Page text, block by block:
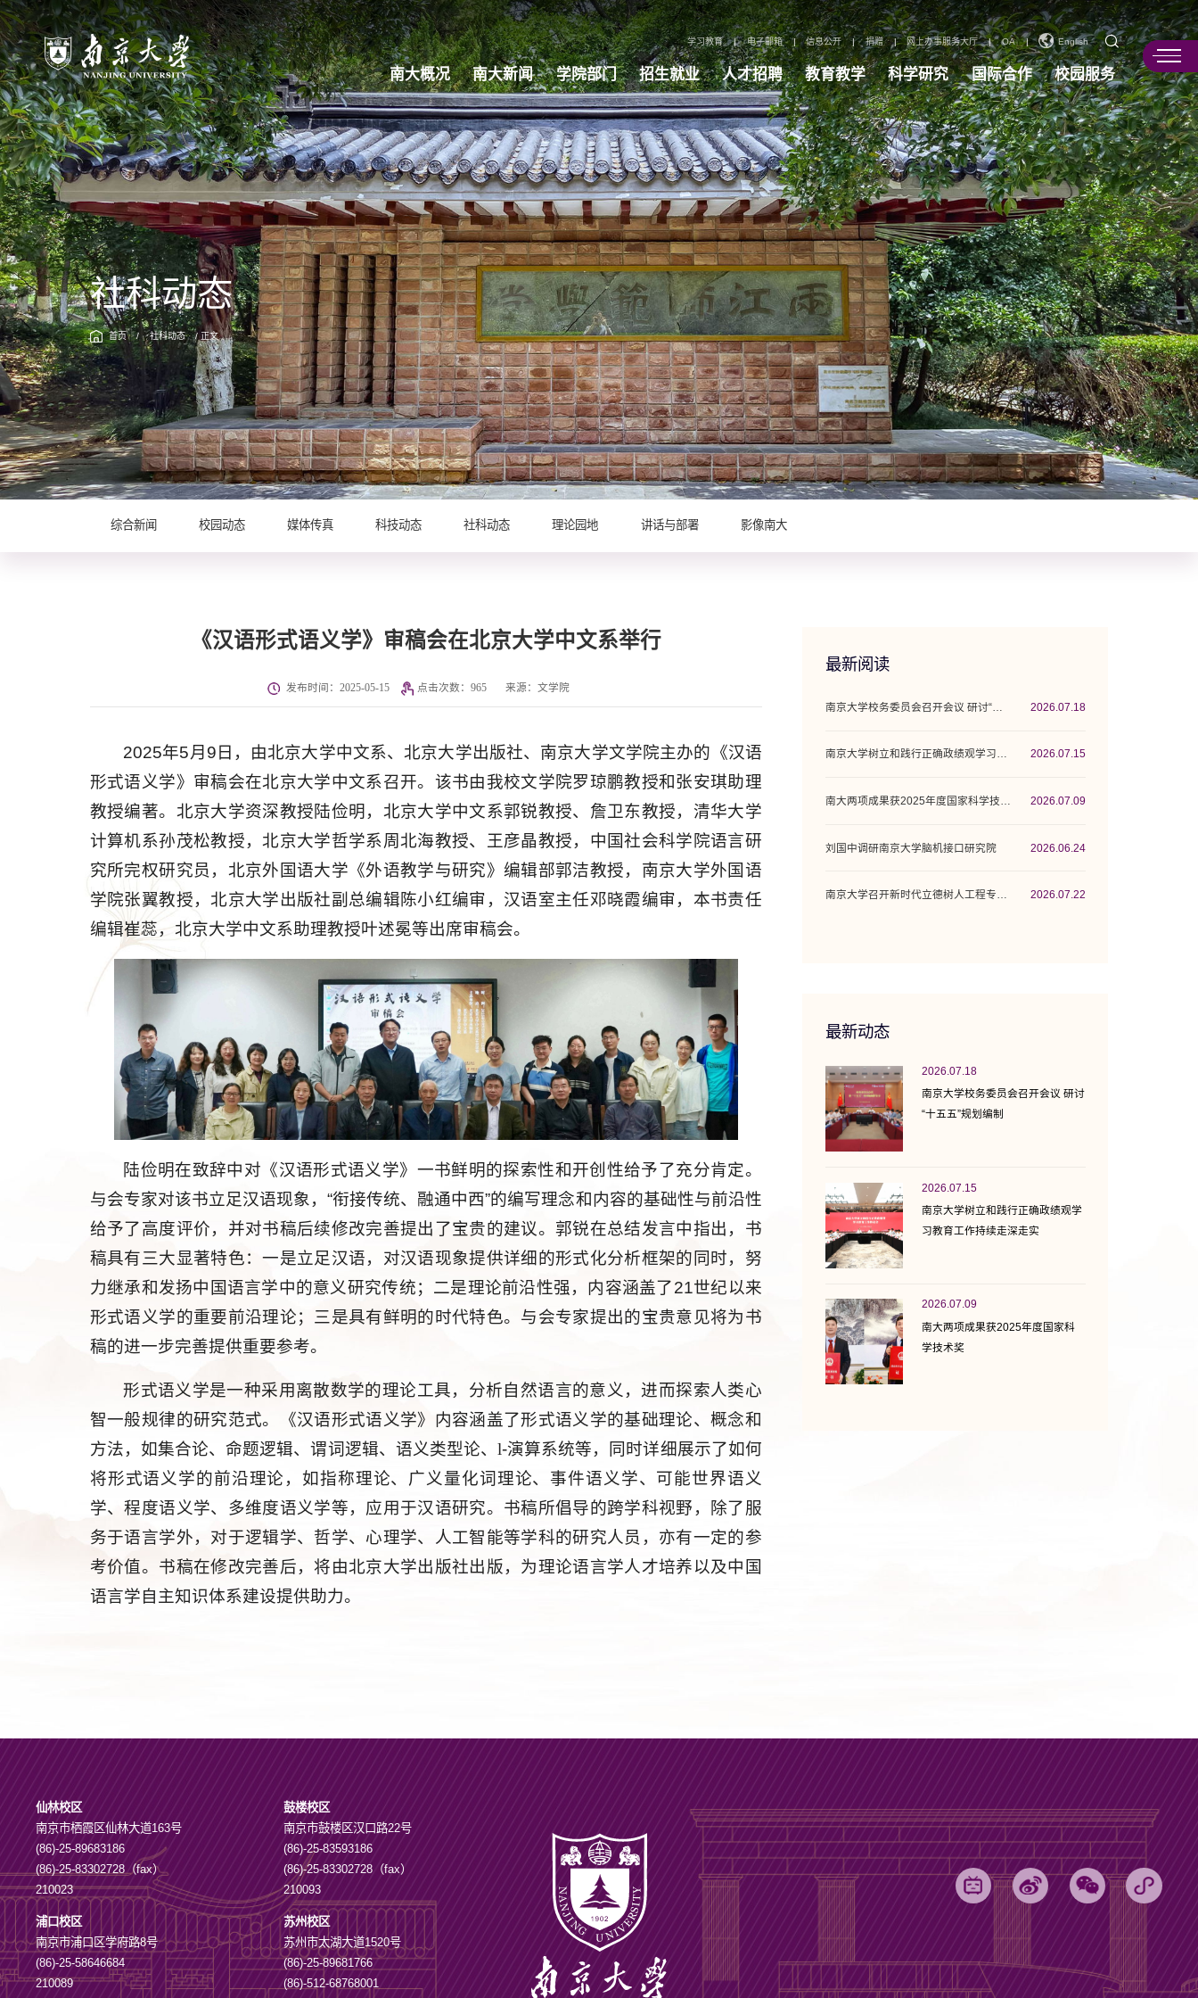
学习教育 | 电子邮箱 | 信息公开 | 捐赠 | 网上办事服务大厅 | OA | English
南大概况 南大新闻 学院部门 招生就业 人才招聘 教育教学 科学研究 国际合作 校园服务
社科动态
首页 / 社科动态 / 正文
综合新闻 校园动态 媒体传真 科技动态 社科动态 理论园地 讲话与部署 影像南大
《汉语形式语义学》审稿会在北京大学中文系举行
发布时间：2025-05-15 点击次数：965 来源：文学院
2025年5月9日，由北京大学中文系、北京大学出版社、南京大学文学院主办的《汉语
形式语义学》审稿会在北京大学中文系召开。该书由我校文学院罗琼鹏教授和张安琪助理
教授编著。北京大学资深教授陆俭明，北京大学中文系郭锐教授、詹卫东教授，清华大学
计算机系孙茂松教授，北京大学哲学系周北海教授、王彦晶教授，中国社会科学院语言研
究所完权研究员，北京外国语大学《外语教学与研究》编辑部郭洁教授，南京大学外国语
学院张翼教授，北京大学出版社副总编辑陈小红编审，汉语室主任邓晓霞编审，本书责任
编辑崔蕊，北京大学中文系助理教授叶述冕等出席审稿会。
陆俭明在致辞中对《汉语形式语义学》一书鲜明的探索性和开创性给予了充分肯定。
与会专家对该书立足汉语现象，“衔接传统、融通中西”的编写理念和内容的基础性与前沿性
给予了高度评价，并对书稿后续修改完善提出了宝贵的建议。郭锐在总结发言中指出，书
稿具有三大显著特色：一是立足汉语，对汉语现象提供详细的形式化分析框架的同时，努
力继承和发扬中国语言学中的意义研究传统；二是理论前沿性强，内容涵盖了21世纪以来
形式语义学的重要前沿理论；三是具有鲜明的时代特色。与会专家提出的宝贵意见将为书
稿的进一步完善提供重要参考。
形式语义学是一种采用离散数学的理论工具，分析自然语言的意义，进而探索人类心
智一般规律的研究范式。《汉语形式语义学》内容涵盖了形式语义学的基础理论、概念和
方法，如集合论、命题逻辑、谓词逻辑、语义类型论、l-演算系统等，同时详细展示了如何
将形式语义学的前沿理论，如指称理论、广义量化词理论、事件语义学、可能世界语义
学、程度语义学、多维度语义学等，应用于汉语研究。书稿所倡导的跨学科视野，除了服
务于语言学外，对于逻辑学、哲学、心理学、人工智能等学科的研究人员，亦有一定的参
考价值。书稿在修改完善后，将由北京大学出版社出版，为理论语言学人才培养以及中国
语言学自主知识体系建设提供助力。
最新阅读
南京大学校务委员会召开会议 研讨“十五五”... 2026.07.18
2026.07.15
2026.07.09
刘国中调研南京大学脑机接口研究院 2026.06.24
2026.07.22
最新动态
2026.07.18
南京大学校务委员会召开会议 研讨
“十五五”规划编制
2026.07.15
南京大学树立和践行正确政绩观学
习教育工作持续走深走实
2026.07.09
南大两项成果获2025年度国家科
学技术奖
仙林校区
南京市栖霞区仙林大道163号
(86)-25-89683186
(86)-25-83302728（fax）
210023
鼓楼校区
南京市鼓楼区汉口路22号
(86)-25-83593186
(86)-25-83302728（fax）
210093
浦口校区
南京市浦口区学府路8号
(86)-25-58646684
210089
苏州校区
苏州市太湖大道1520号
(86)-25-89681766
(86)-512-68768001